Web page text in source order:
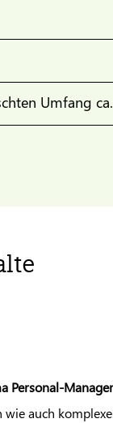
Umfang
Personal-
auch